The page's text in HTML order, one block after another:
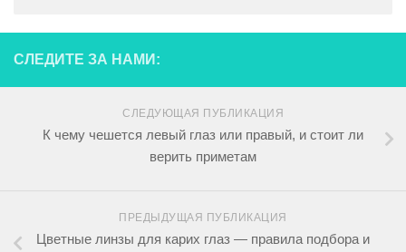
СЛЕДИТЕ ЗА НАМИ:
СЛЕДУЮЩАЯ ПУБЛИКАЦИЯ
К чему чешется левый глаз или правый, и стоит ли
верить приметам
ПРЕДЫДУЩАЯ ПУБЛИКАЦИЯ
Цветные линзы для карих глаз — правила подбора и